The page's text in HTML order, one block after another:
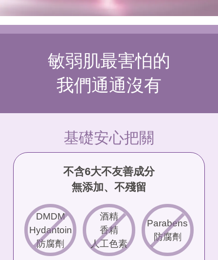
敏弱肌最害怕的
我們通通沒有
基礎安心把關
不含6大不友善成分
無添加、不殘留
DMDM
Hydantoin
防腐劑
酒精
香精
人工色素
Parabens
防腐劑